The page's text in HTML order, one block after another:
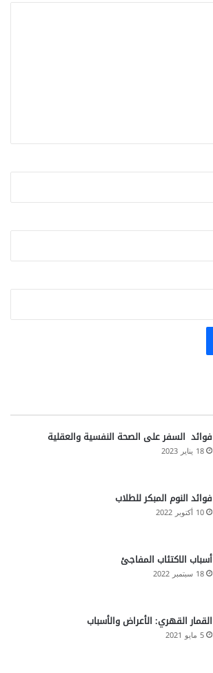
فوائد السفر على الصحة النفسية والعقلية
18 يناير 2023
فوائد النوم المبكر للطلاب
10 أكتوبر 2022
أسباب الاكتئاب المفاجئ
18 سبتمبر 2022
القمار القهري: الأعراض والأسباب
5 مايو 2021